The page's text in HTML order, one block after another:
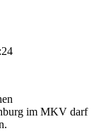
im MKV darf